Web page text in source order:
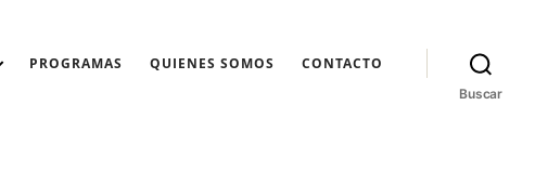
PROGRAMAS QUIENES SOMOS CONTACTO
Buscar